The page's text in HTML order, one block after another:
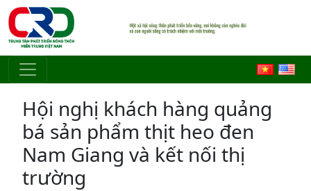
Skip to main content
Hội nghị khách hàng quảng
bá sản phẩm thịt heo đen
Nam Giang và kết nối thị
trường